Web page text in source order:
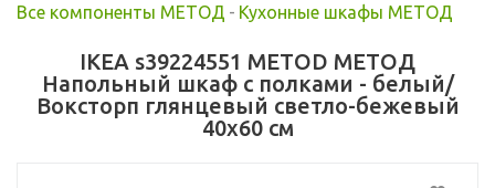
Все компоненты МЕТОД - Кухонные шкафы МЕТОД
IKEA s39224551 METOD МЕТОД
Напольный шкаф с полками - белый/
Воксторп глянцевый светло-бежевый
40x60 см